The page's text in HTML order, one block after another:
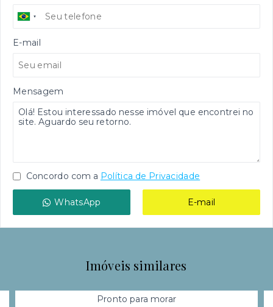
E-mail
Mensagem
Concordo com a Política de Privacidade
WhatsApp E-mail
Imóveis similares
Pronto para morar